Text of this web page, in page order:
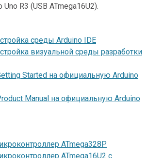
R3 (USB ATmega16U2).
среды Arduino IDE
визуальной среды разработки
Started на официальную Arduino
Manual на официальную Arduino
ATmega328P
ATmega16U2 с